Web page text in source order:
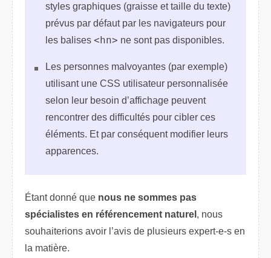
styles graphiques (graisse et taille du texte)
prévus par défaut par les navigateurs pour
les balises <hn> ne sont pas disponibles.
Les personnes malvoyantes (par exemple)
utilisant une CSS utilisateur personnalisée
selon leur besoin d’affichage peuvent
rencontrer des difficultés pour cibler ces
éléments. Et par conséquent modifier leurs
apparences.
Étant donné que nous ne sommes pas
spécialistes en référencement naturel , nous
souhaiterions avoir l’avis de plusieurs expert-e-s en
la matière.